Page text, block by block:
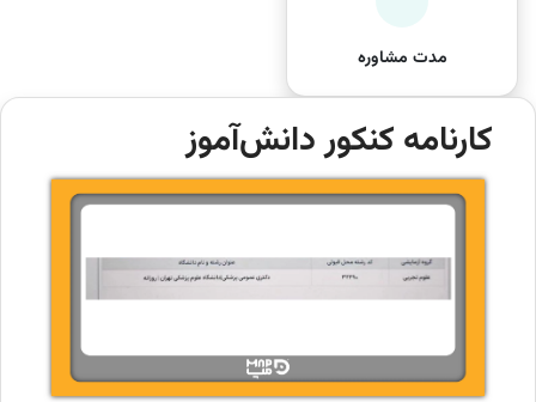
مدت مشاوره
کارنامه کنکور دانش‌آموز